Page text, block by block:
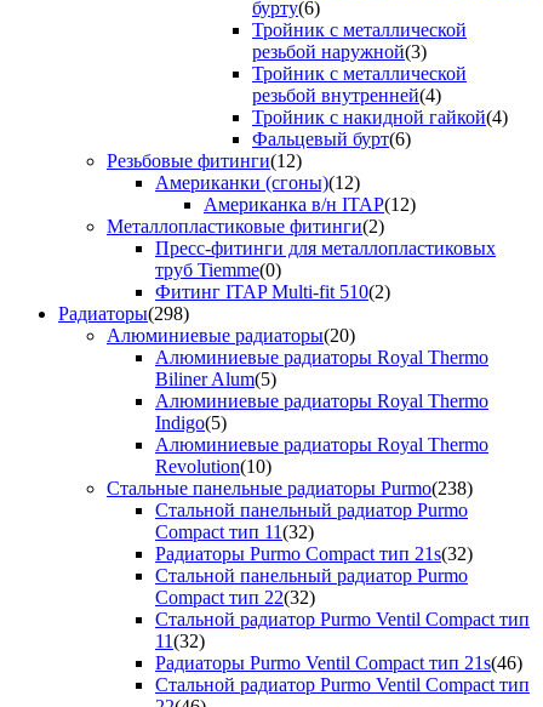
бурту(6)
Тройник с металлической
резьбой наружной(3)
Тройник с металлической
резьбой внутренней(4)
Тройник с накидной гайкой(4)
Фальцевый бурт(6)
Резьбовые фитинги(12)
Американки (сгоны)(12)
Американка в/н ITAP(12)
Металлопластиковые фитинги(2)
Пресс-фитинги для металлопластиковых
труб Tiemme(0)
Фитинг ITAP Multi-fit 510(2)
Радиаторы(298)
Алюминиевые радиаторы(20)
Алюминиевые радиаторы Royal Thermo
Biliner Alum(5)
Алюминиевые радиаторы Royal Thermo
Indigo(5)
Алюминиевые радиаторы Royal Thermo
Revolution(10)
Стальные панельные радиаторы Purmo(238)
Стальной панельный радиатор Purmo
Compact тип 11(32)
Радиаторы Purmo Compact тип 21s(32)
Стальной панельный радиатор Purmo
Compact тип 22(32)
Стальной радиатор Purmo Ventil Compact тип
11(32)
Радиаторы Purmo Ventil Compact тип 21s(46)
Стальной радиатор Purmo Ventil Compact тип